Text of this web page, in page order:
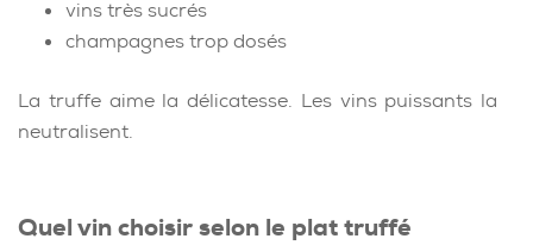
vins très sucrés
champagnes trop dosés
La truffe aime la délicatesse. Les vins puissants la
neutralisent.
Quel vin choisir selon le plat truffé